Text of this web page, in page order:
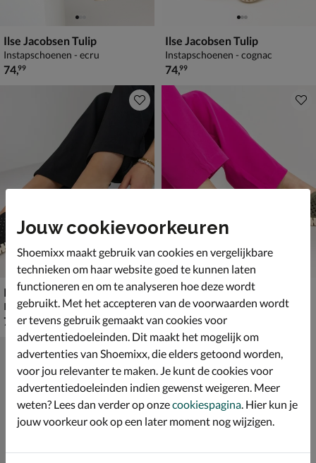
Ilse Jacobsen Tulip
Instapschoenen - ecru
€ 74,99
74,99
Ilse Jacobsen Tulip
Instapschoenen - cognac
€ 74,99
74,99
Ilse Jacobsen Tulip
Instapschoenen - zwart
€ 74,99
74 ,99
Ilse Jacobsen Tulip
Instapschoenen - groen
€ 74,99
74,99
Jouw cookievoorkeuren
Shoemixx maakt gebruik van cookies en vergelijkbare
technieken om haar website goed te kunnen laten
functioneren en om te analyseren hoe deze wordt
gebruikt. Met het accepteren van de voorwaarden wordt
er tevens gebruik gemaakt van cookies voor
advertentiedoeleinden. Dit maakt het mogelijk om
advertenties van Shoemixx, die elders getoond worden,
voor jou relevanter te maken. Je kunt de cookies voor
advertentiedoeleinden indien gewenst weigeren. Meer
weten? Lees dan verder op onzecookiespagina . Hier kun je
jouw voorkeur ook op een later moment nog wijzigen.